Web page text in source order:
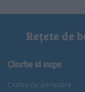
Rețete de
Ciorbe si supe
Ciorba de perișoare